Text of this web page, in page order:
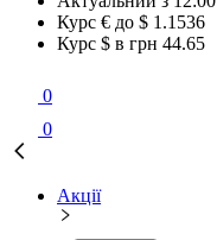
Курс € до $ 1.1536
Курс $ в грн 44.65
0
0
Акції